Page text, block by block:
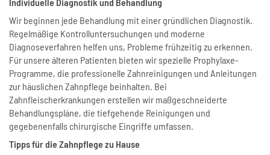
Wir beginnen jede Behandlung mit einer gründlichen Diagnostik.
Regelmäßige Kontrolluntersuchungen und moderne
Diagnoseverfahren helfen uns, Probleme frühzeitig zu erkennen.
Für unsere älteren Patienten bieten wir spezielle Prophylaxe-
Programme, die professionelle Zahnreinigungen und Anleitungen
zur häuslichen Zahnpflege beinhalten. Bei
Zahnfleischerkrankungen erstellen wir maßgeschneiderte
Behandlungspläne, die tiefgehende Reinigungen und
gegebenenfalls chirurgische Eingriffe umfassen.
Tipps für die Zahnpflege zu Hause